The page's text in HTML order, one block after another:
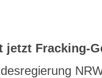
jetzt Fracking-